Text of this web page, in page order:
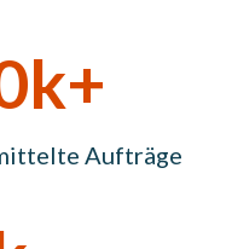
Aufträge